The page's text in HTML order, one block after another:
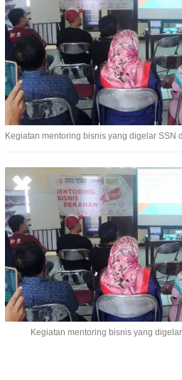
Kegiatan mentoring bisnis yang digelar SSN
Kegiatan mentoring bisnis yang